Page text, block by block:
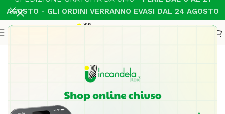
AGOSTO - GLI ORDINI VERRANNO EVASI DAL 24 AGOSTO